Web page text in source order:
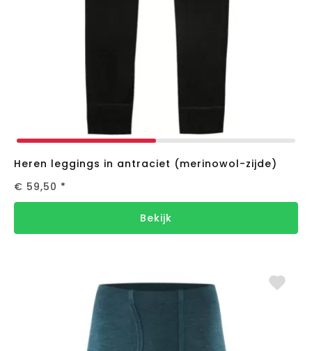
Heren leggings in antraciet (merinowol-zijde)
€ 59,50 *
Bekijk